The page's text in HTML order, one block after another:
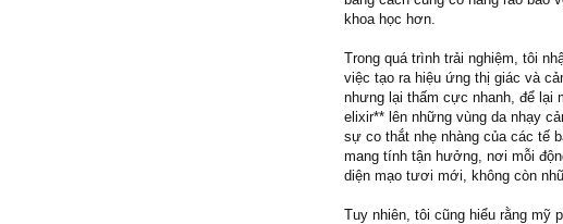
khoa học hơn.
Trong quá trình trải nghiệm, tôi
việc tạo ra hiệu ứng thị giác và
nhưng lại thấm cực nhanh, để lại
elixir** lên những vùng da nhạy
sự co thắt nhẹ nhàng của các tế
mang tính tận hưởng, nơi mỗi
diện mạo tươi mới, không còn
Tuy nhiên, tôi cũng hiểu rằng mỹ